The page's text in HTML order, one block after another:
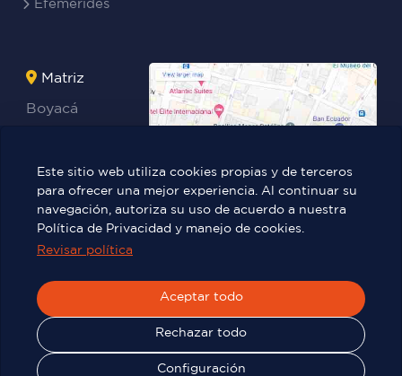
Efemérides
Matriz
Boyacá
Teresa
Benites Ayala
| Todos los derechos reservados
Este sitio web utiliza cookies propias y de terceros
para ofrecer una mejor experiencia. Al continuar su
navegación, autoriza su uso de acuerdo a nuestra
Política de Privacidad y manejo de cookies.
Revisar política
Aceptar todo
Rechazar todo
Configuración